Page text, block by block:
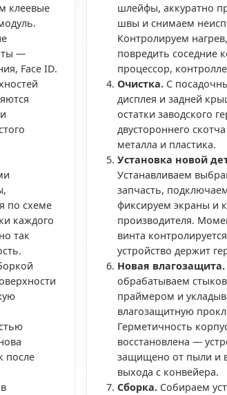
клеевые
—
Face ID.
по схеме
каждого
так
после
шлейфы, аккуратно
швы и снимаем
Контролируем
повредить соседние
процессор,
Очистка.С
дисплея и задней
остатки заводского
двустороннего
металла и пластика.
Установка новой
Устанавливаем
запчасть,
фиксируем экраны и
производителя.
винта
устройство держит
Новая влагозащита.
обрабатываем
праймером и
влагозащитную
Герметичность
восстановлена —
защищено от пыли и
выхода с конвейера.
Сборка.Собираем